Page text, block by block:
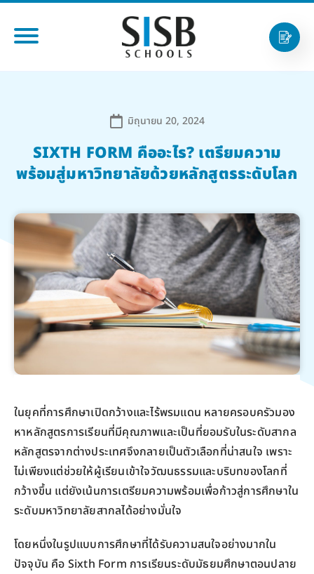
มิถุนายน 20, 2024
SIXTH FORM คืออะไร? เตรียมความ
พร้อมสู่มหาวิทยาลัยด้วยหลักสูตรระดับโลก
ในยุคที่การศึกษาเปิดกว้างและไร้พรมแดน หลายครอบครัวมอง
หาหลักสูตรการเรียนที่มีคุณภาพและเป็นที่ยอมรับในระดับสากล
หลักสูตรจากต่างประเทศจึงกลายเป็นตัวเลือกที่น่าสนใจ เพราะ
ไม่เพียงแต่ช่วยให้ผู้เรียนเข้าใจวัฒนธรรมและบริบทของโลกที่
กว้างขึ้น แต่ยังเน้นการเตรียมความพร้อมเพื่อก้าวสู่การศึกษาใน
ระดับมหาวิทยาลัยสากลได้อย่างมั่นใจ
โดยหนึ่งในรูปแบบการศึกษาที่ได้รับความสนใจอย่างมากใน
ปัจจุบัน คือ Sixth Form การเรียนระดับมัธยมศึกษาตอนปลาย